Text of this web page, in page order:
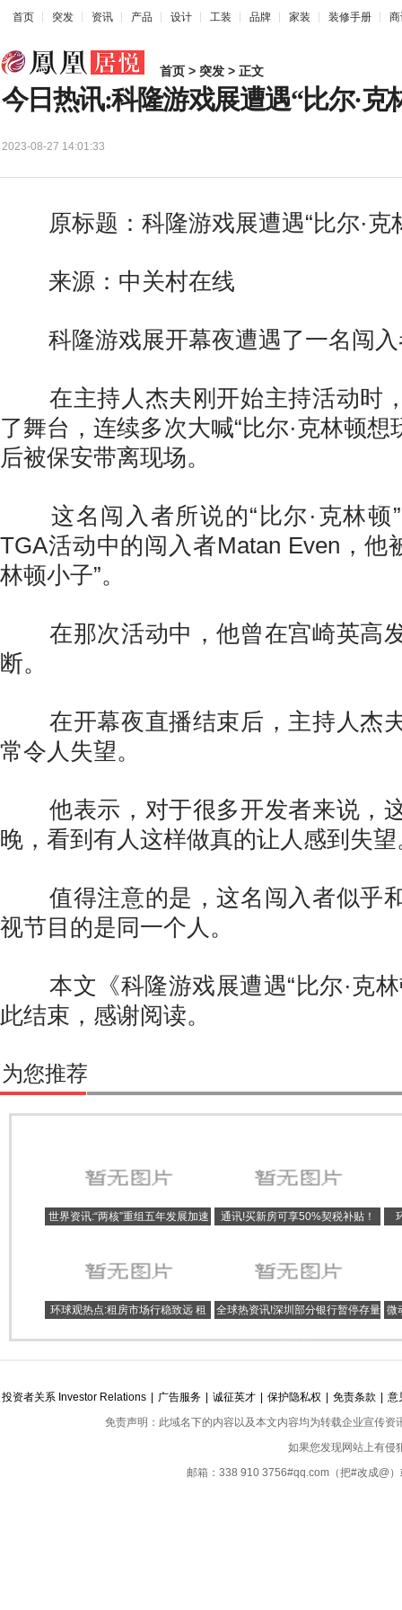
首页 突发 资讯 产品 设计 工装 品牌 家装 装修手册
首页 > 突发 > 正文
今日热讯:科隆游戏展遭遇“比尔·克
2023-08-27 14:01:33
原标题：科隆游戏展遭遇“比尔·克
来源：中关村在线
科隆游戏展开幕夜遭遇了一名闯入
在主持人杰夫刚开始主持活动时
了舞台，连续多次大喊“比尔·克林顿想
后被保安带离现场。
这名闯入者所说的“比尔·克林顿
TGA活动中的闯入者Matan Even，他
林顿小子”。
在那次活动中，他曾在宫崎英高
断。
在开幕夜直播结束后，主持人杰
常令人失望。
他表示，对于很多开发者来说，
晚，看到有人这样做真的让人感到失望
值得注意的是，这名闯入者似乎
视节目的是同一个人。
本文《科隆游戏展遭遇“比尔·克林
此结束，感谢阅读。
为您推荐
世界资讯:“两核”重组五年发展加速
通讯!买新房可享50%契税补贴！
环球观热点:租房市场行稳致远 租
全球热资讯!深圳部分银行暂停存量 微
投资者关系 Investor Relations 广告服务 诚征英才 保护隐私权 免责条款
意
免责声明：此域名下的内容以及本文内容均为转载企业宣传
如果您发现网站上有侵
邮箱：338 910 3756#qq.com（把#改成@